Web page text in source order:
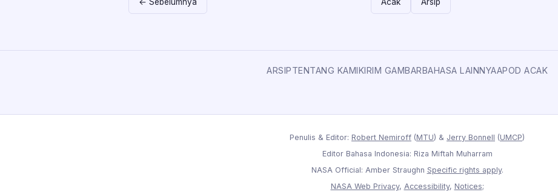
ARSIPTENTANG KAMIKIRIM GAMBARBAHASA LAINNYAAPOD ACAK
Penulis & Editor: Robert Nemiroff (MTU) & Jerry Bonnell (UMCP)
Editor Bahasa Indonesia: Riza Miftah Muharram
NASA Official: Amber Straughn Specific rights apply.
NASA Web Privacy, Accessibility, Notices;